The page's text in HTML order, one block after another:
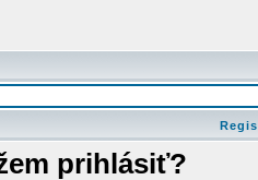
prihlásiť?